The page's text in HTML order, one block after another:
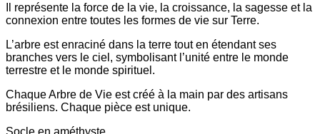
Il représente la force de la vie, la croissance, la sagesse et la
connexion entre toutes les formes de vie sur Terre.
L’arbre est enraciné dans la terre tout en étendant ses
branches vers le ciel, symbolisant l’unité entre le monde
terrestre et le monde spirituel.
Chaque Arbre de Vie est créé à la main par des artisans
brésiliens. Chaque pièce est unique.
Socle en améthyste.